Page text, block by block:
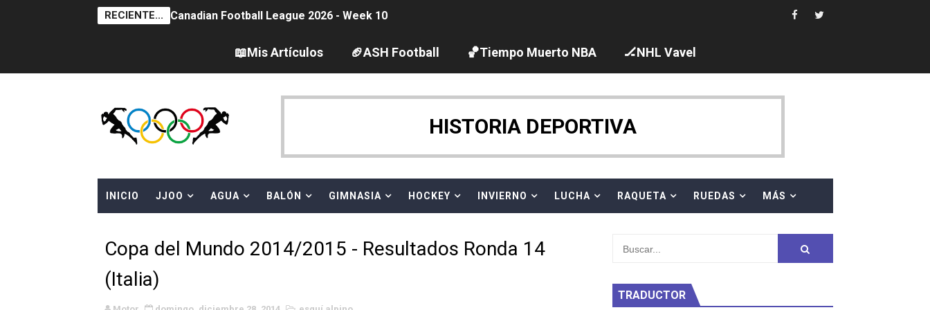
RECIENTE... Canadian Football League 2026 - Week 10
EFA y AFLE 2026 - Regular season
Campeonato de Europa de saltos 2026 (París, Francia) - Chiara Pellacani se cuelga su cuarto oro
WWE NXT - Myles Borne y Tavion Heights ponen fin al reinado por parejas de The Vanity Project
Canadá Open 2026
Campeonato de Europa de MTB 2026 (Monteceneri, Suiza) - Charlie Aldridge y Sina Frei dominan el Europeo
Campeonato de Europa de remo 2026 (Varese, Italia) - Rumanía, Alemania y Gran Bretaña se reparten el botín y Caetano Horta y Rodrigo Conde
Mundial de lacrosse femenino 2026 (Tokio, Japón) - Estados Unidos invencibles, ya son decacampeonas y quinto oro consecutivo
Máxima celebración en el último Impact! con Jason Hotch como nuevo TNA International Champion
📖Mis Artículos 🏈ASH Football 🏀Tiempo Muerto NBA 🏒NHL Vavel
HISTORIA DEPORTIVA
INICIO JJOO AGUA BALÓN GIMNASIA HOCKEY INVIERNO LUCHA RAQUETA RUEDAS MÁS
Copa del Mundo 2014/2015 - Resultados Ronda 14
(Italia)
TRADUCTOR